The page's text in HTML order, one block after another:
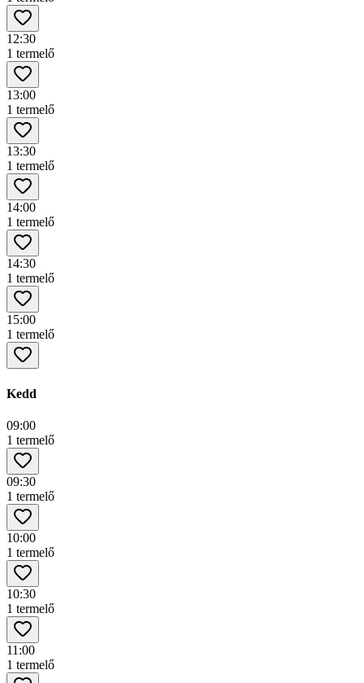
12:30
1 termelő
13:00
1 termelő
13:30
1 termelő
14:00
1 termelő
14:30
1 termelő
15:00
1 termelő
Kedd
09:00
1 termelő
09:30
1 termelő
10:00
1 termelő
10:30
1 termelő
11:00
1 termelő